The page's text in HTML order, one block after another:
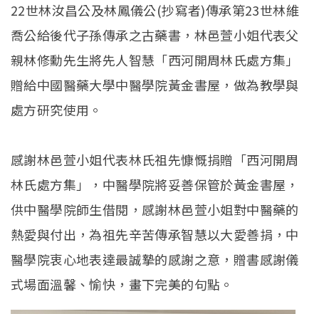
22世林汝昌公及林鳳儀公(抄寫者)傳承第23世林維
喬公給後代子孫傳承之古藥書，林邑萱小姐代表父
親林修勳先生將先人智慧「西河開周林氏處方集」
贈給中國醫藥大學中醫學院黃金書屋，做為教學與
處方研究使用。
感謝林邑萱小姐代表林氏祖先慷慨捐贈「西河開周
林氏處方集」，中醫學院將妥善保管於黃金書屋，
供中醫學院師生借閱，感謝林邑萱小姐對中醫藥的
熱愛與付出，為祖先辛苦傳承智慧以大愛善捐，中
醫學院衷心地表達最誠摯的感謝之意，贈書感謝儀
式場面溫馨、愉快，畫下完美的句點。